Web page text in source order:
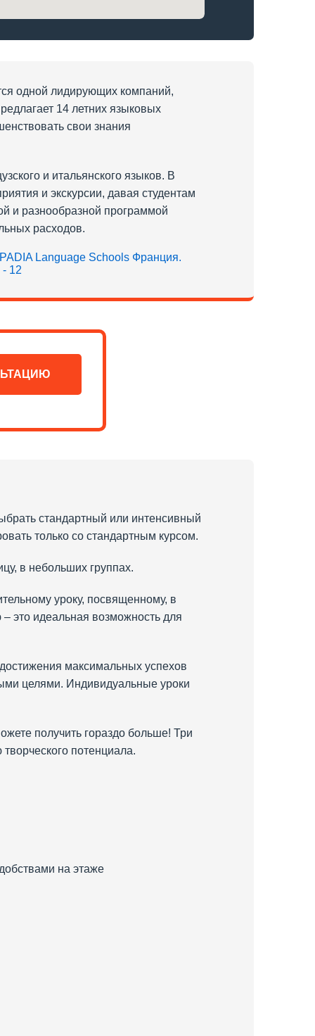
одной лидирующих компаний,
14 летних языковых
свои знания
и итальянского языков. В
и экскурсии, давая студентам
и разнообразной программой
расходов.
стандартный или интенсивный
только со стандартным курсом.
в небольших группах.
уроку, посвященному, в
это идеальная возможность для
максимальных успехов
целями. Индивидуальные уроки
получить гораздо больше! Три
потенциала.
на этаже